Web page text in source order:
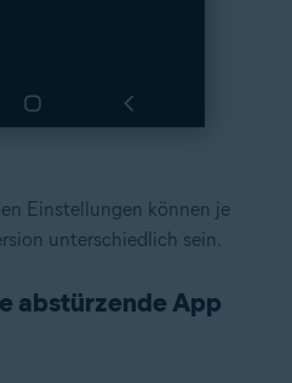
Einstellungen können je
unterschiedlich sein.
abstürzende App